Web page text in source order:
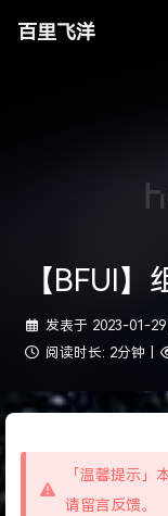
百里飞洋
【BFUI
发表于 2023-01-29
阅读时长: 2分钟
「温馨提示」
请留言反馈。